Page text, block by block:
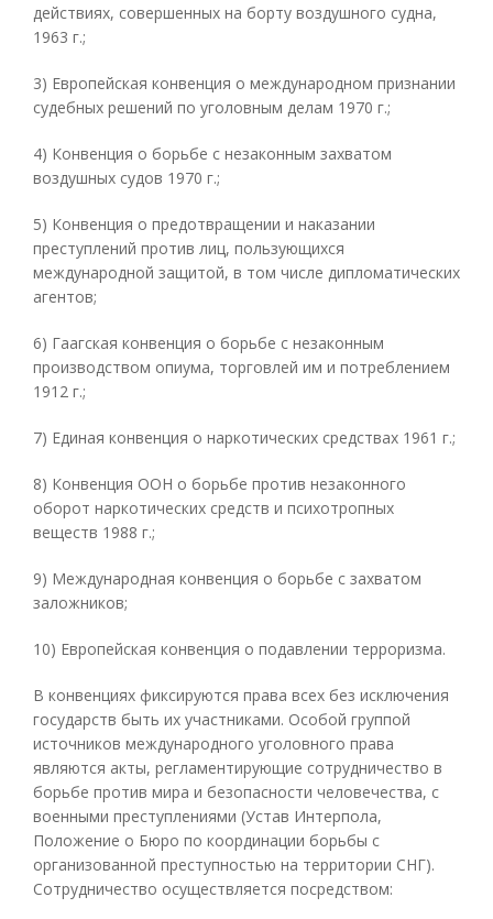
действиях, совершенных на борту воздушного судна,
1963 г.;
3) Европейская конвенция о международном признании
судебных решений по уголовным делам 1970 г.;
4) Конвенция о борьбе с незаконным захватом
воздушных судов 1970 г.;
5) Конвенция о предотвращении и наказании
преступлений против лиц, пользующихся
международной защитой, в том числе дипломатических
агентов;
6) Гаагская конвенция о борьбе с незаконным
производством опиума, торговлей им и потреблением
1912 г.;
7) Единая конвенция о наркотических средствах 1961 г.;
8) Конвенция ООН о борьбе против незаконного
оборот наркотических средств и психотропных
веществ 1988 г.;
9) Международная конвенция о борьбе с захватом
заложников;
10) Европейская конвенция о подавлении терроризма.
В конвенциях фиксируются права всех без исключения
государств быть их участниками. Особой группой
источников международного уголовного права
являются акты, регламентирующие сотрудничество в
борьбе против мира и безопасности человечества, с
военными преступлениями (Устав Интерпола,
Положение о Бюро по координации борьбы с
организованной преступностью на территории СНГ).
Сотрудничество осуществляется посредством: